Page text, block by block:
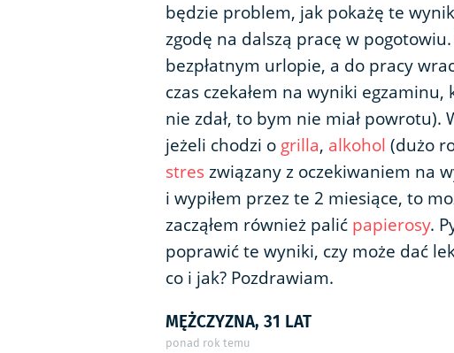
będzie problem, jak pokażę te
zgodę na dalszą pracę w
bezpłatnym urlopie, a do pracy
czas czekałem na wyniki
nie zdał, to bym nie miał powrotu).
jeżeli chodzi o grilla, alkohol (dużo
streszwiązany z oczekiwaniem na
i wypiłem przez te 2 miesiące, to
zacząłem również palić papierosy.
poprawić te wyniki, czy może dać
co i jak? Pozdrawiam.
MĘŻCZYZNA, 31 LAT
ponad rok temu